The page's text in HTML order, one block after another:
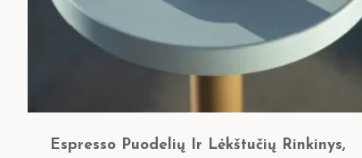
Espresso Puodelių Ir Lėkštučių Rinkinys,